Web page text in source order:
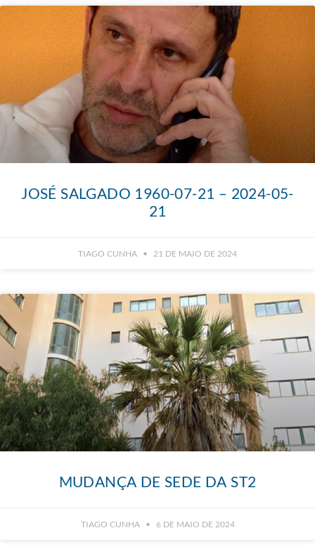
JOSÉ SALGADO 1960-07-21 – 2024-05-
21
TIAGO CUNHA 21 DE MAIO DE 2024
MUDANÇA DE SEDE DA ST2
TIAGO CUNHA 6 DE MAIO DE 2024